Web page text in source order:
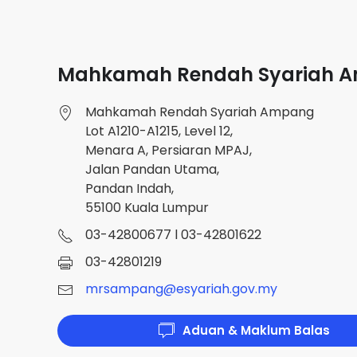
Mahkamah Rendah Syariah
Mahkamah Rendah Syariah Ampang
Lot A1210-A1215, Level 12,
Menara A, Persiaran MPAJ,
Jalan Pandan Utama,
Pandan Indah,
55100 Kuala Lumpur
03-42800677 l 03-42801622
03-42801219
mrsampang@esyariah.gov.my
Aduan & Maklum Balas